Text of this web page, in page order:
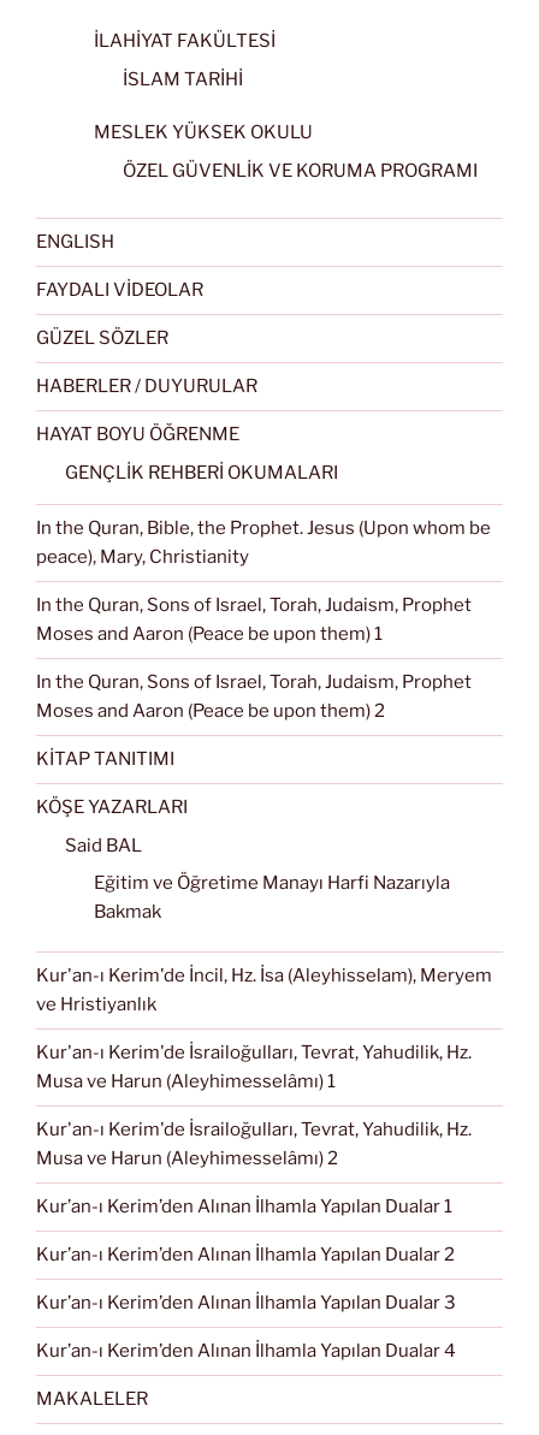
İLAHİYAT FAKÜLTESİ
İSLAM TARİHİ
MESLEK YÜKSEK OKULU
ÖZEL GÜVENLİK VE KORUMA PROGRAMI
ENGLISH
FAYDALI VİDEOLAR
GÜZEL SÖZLER
HABERLER / DUYURULAR
HAYAT BOYU ÖĞRENME
GENÇLİK REHBERİ OKUMALARI
In the Quran, Bible, the Prophet. Jesus (Upon whom be
peace), Mary, Christianity
In the Quran, Sons of Israel, Torah, Judaism, Prophet
Moses and Aaron (Peace be upon them) 1
In the Quran, Sons of Israel, Torah, Judaism, Prophet
Moses and Aaron (Peace be upon them) 2
KİTAP TANITIMI
KÖŞE YAZARLARI
Said BAL
Eğitim ve Öğretime Manayı Harfi Nazarıyla
Bakmak
Kur'an-ı Kerim'de İncil, Hz. İsa (Aleyhisselam), Meryem
ve Hristiyanlık
Kur'an-ı Kerim'de İsrailoğulları, Tevrat, Yahudilik, Hz.
Musa ve Harun (Aleyhimesselâmı) 1
Kur'an-ı Kerim'de İsrailoğulları, Tevrat, Yahudilik, Hz.
Musa ve Harun (Aleyhimesselâmı) 2
Kur’an-ı Kerim’den Alınan İlhamla Yapılan Dualar 1
Kur’an-ı Kerim’den Alınan İlhamla Yapılan Dualar 2
Kur’an-ı Kerim’den Alınan İlhamla Yapılan Dualar 3
Kur’an-ı Kerim’den Alınan İlhamla Yapılan Dualar 4
MAKALELER